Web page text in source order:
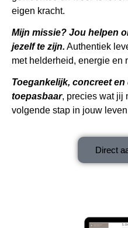
eigen kracht.
Mijn missie? Jou helpen
jezelf te zijn. Authentiek
met helderheid, energie en
Toegankelijk, concreet en
toepasbaar, precies wat jij
volgende stap in jouw
Direct